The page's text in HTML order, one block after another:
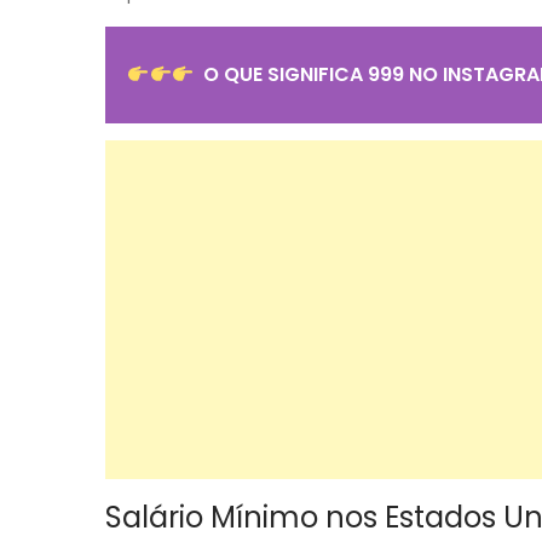
O QUE SIGNIFICA 999 NO
Salário Mínimo nos Estados